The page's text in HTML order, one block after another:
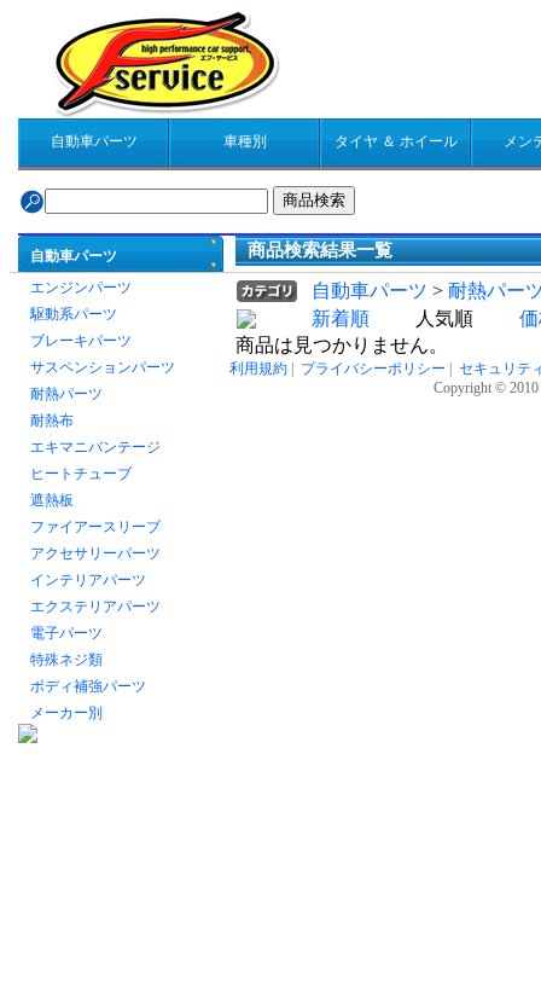
自動車パーツ 車種別 タイヤ ＆ ホイール メン
自動車パーツ
エンジンパーツ
駆動系パーツ
ブレーキパーツ
サスペンションパーツ
耐熱パーツ
耐熱布
エキマニバンテージ
ヒートチューブ
遮熱板
ファイアースリーブ
アクセサリーパーツ
インテリアパーツ
エクステリアパーツ
電子パーツ
特殊ネジ類
ボディ補強パーツ
メーカー別
商品検索結果一覧
自動車パーツ > 耐熱パー
新着順
人気順
商品は見つかりません。
利用規約 プライバシーポリシー
セキュリテ
Copyright © 2010